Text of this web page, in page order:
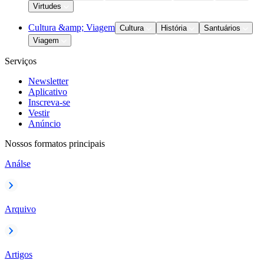
Virtudes
Cultura &amp; Viagem Cultura História
Santuários
Viagem
Serviços
Newsletter
Aplicativo
Inscreva-se
Vestir
Anúncio
Nossos formatos principais
Análse
Arquivo
Artigos